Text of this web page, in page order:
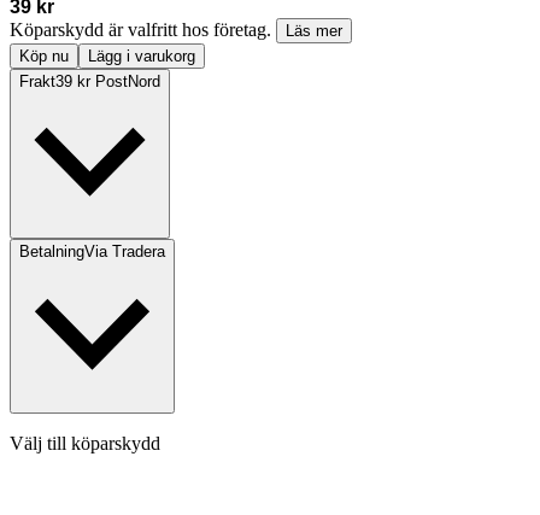
39 kr
Köparskydd är valfritt hos företag.
Läs mer
Köp nu
Lägg i varukorg
Frakt39 kr PostNord
BetalningVia Tradera
Välj till köparskydd